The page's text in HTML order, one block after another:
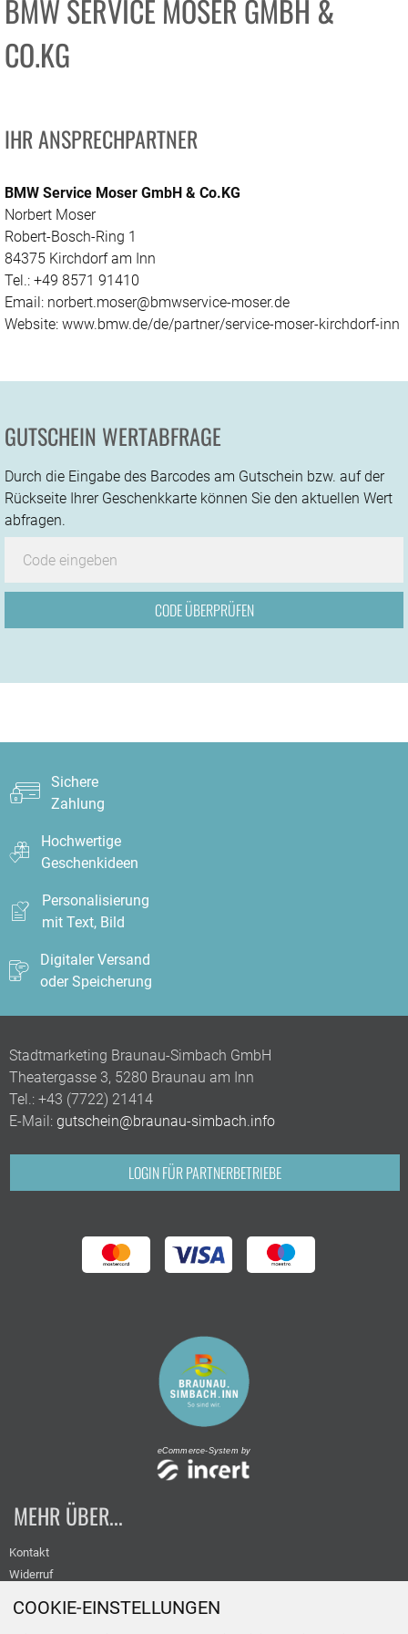
BMW SERVICE MOSER GMBH &
CO.KG
IHR ANSPRECHPARTNER
BMW Service Moser GmbH & Co.KG
Norbert Moser
Robert-Bosch-Ring 1
84375 Kirchdorf am Inn
Tel.: +49 8571 91410
Email: norbert.moser@bmwservice-moser.de
Website: www.bmw.de/de/partner/service-moser-kirchdorf-inn
GUTSCHEIN WERTABFRAGE
Durch die Eingabe des Barcodes am Gutschein bzw. auf der
Rückseite Ihrer Geschenkkarte können Sie den aktuellen Wert
abfragen.
Sichere
Zahlung
Hochwertige
Geschenkideen
Personalisierung
mit Text, Bild
Digitaler Versand
oder Speicherung
Stadtmarketing Braunau-Simbach GmbH
Theatergasse 3, 5280 Braunau am Inn
Tel.: +43 (7722) 21414
E-Mail: gutschein@braunau-simbach.info
LOGIN FÜR PARTNERBETRIEBE
eCommerce-System by
MEHR ÜBER...
Kontakt
Widerruf
Datenschutz
COOKIE-EINSTELLUNGEN